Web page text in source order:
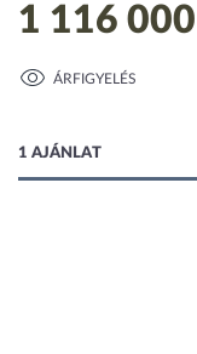
1 116
ÁRFIGYELÉS
1 AJÁNLAT